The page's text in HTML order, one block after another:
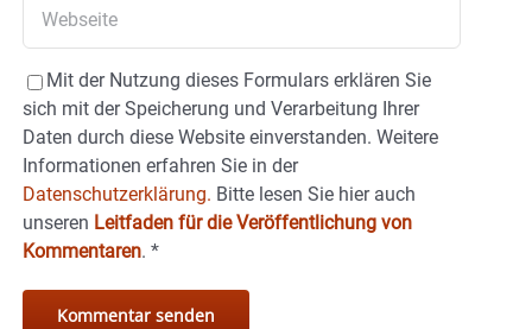
Mit der Nutzung dieses Formulars erklären Sie
sich mit der Speicherung und Verarbeitung Ihrer
Daten durch diese Website einverstanden. Weitere
Informationen erfahren Sie in der
Datenschutzerklärung. Bitte lesen Sie hier auch
unseren Leitfaden für die Veröffentlichung von
Kommentaren. *